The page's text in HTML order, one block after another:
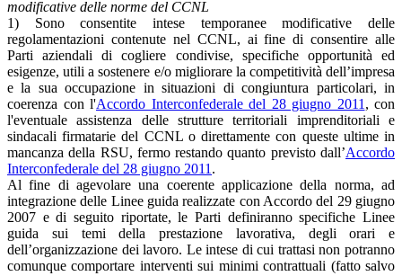
modificative delle norme del CCNL
1) Sono consentite intese temporanee modificative delle
regolamentazioni contenute nel CCNL, ai fine di consentire alle
Parti aziendali di cogliere condivise, specifiche opportunità ed
esigenze, utili a sostenere e/o migliorare la competitività dell’impresa
e la sua occupazione in situazioni di congiuntura particolari, in
coerenza con l'Accordo Interconfederale del 28 giugno 2011 , con
l'eventuale assistenza delle strutture territoriali imprenditoriali e
sindacali firmatarie del CCNL o direttamente con queste ultime in
mancanza della RSU, fermo restando quanto previsto dall’Accordo
Interconfederale del 28 giugno 2011 .
Al fine di agevolare una coerente applicazione della norma, ad
integrazione delle Linee guida realizzate con Accordo del 29 giugno
2007 e di seguito riportate, le Parti definiranno specifiche Linee
guida sui temi della prestazione lavorativa, degli orari e
dell’organizzazione dei lavoro. Le intese di cui trattasi non potranno
comunque comportare interventi sui minimi contrattuali (fatto salvo